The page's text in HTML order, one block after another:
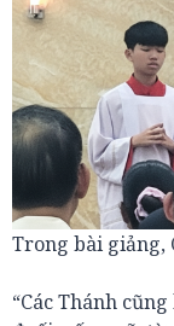
Trong bài giảng,
“Các Thánh